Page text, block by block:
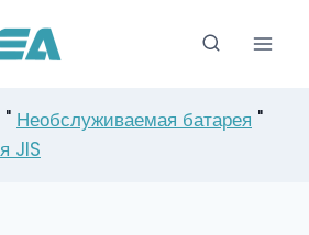
" Необслуживаемая батарея "
JIS